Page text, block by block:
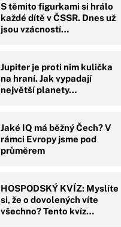
S těmito figurkami si hrálo
každé dítě v ČSSR. Dnes už
jsou vzácností…
Jupiter je proti nim kulička
na hraní. Jak vypadají
největší planety…
Jaké IQ má běžný Čech? V
rámci Evropy jsme pod
průměrem
HOSPODSKÝ KVÍZ: Myslíte
si, že o dovolených víte
všechno? Tento kvíz…